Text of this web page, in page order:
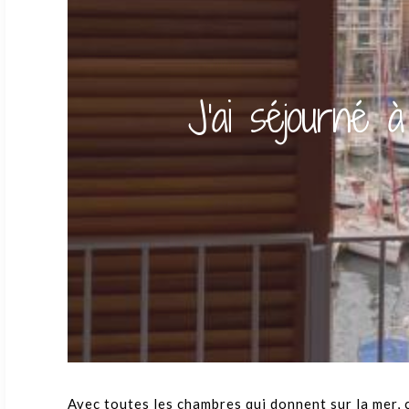
J’ai
Avec toutes les chambres qui donnent sur la